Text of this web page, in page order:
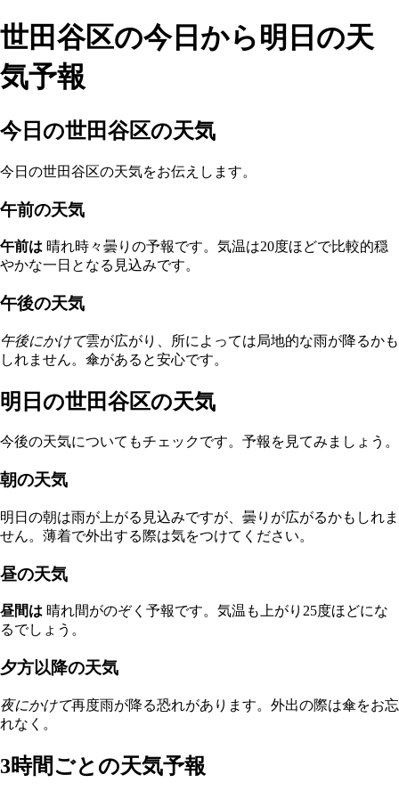
世田谷区の今日から明日の天
気予報
今日の世田谷区の天気
今日の世田谷区の天気をお伝えします。
午前の天気
午前は 晴れ時々曇りの予報です。気温は20度ほどで比較的穏
やかな一日となる見込みです。
午後の天気
午後にかけて雲が広がり、所によっては局地的な雨が降るかも
しれません。傘があると安心です。
明日の世田谷区の天気
今後の天気についてもチェックです。予報を見てみましょう。
朝の天気
明日の朝は雨が上がる見込みですが、曇りが広がるかもしれま
せん。薄着で外出する際は気をつけてください。
昼の天気
昼間は 晴れ間がのぞく予報です。気温も上がり25度ほどにな
るでしょう。
夕方以降の天気
夜にかけて再度雨が降る恐れがあります。外出の際は傘をお忘
れなく。
3時間ごとの天気予報